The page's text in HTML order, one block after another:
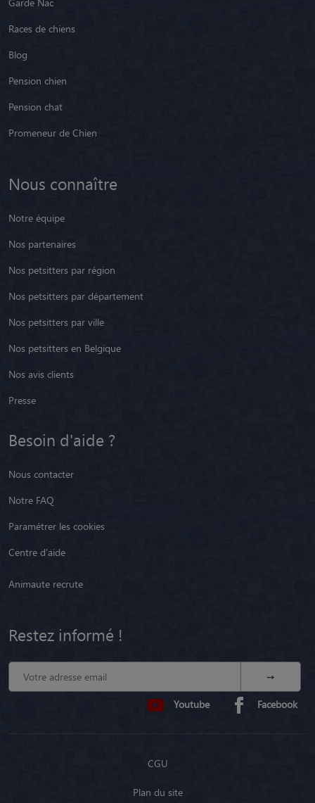
Races de chiens
Blog
Pension chien
Pension chat
Promeneur de Chien
Nous connaître
Notre équipe
Nos partenaires
Nos petsitters par région
Nos petsitters par département
Nos petsitters par ville
Nos petsitters en Belgique
Nos avis clients
Presse
Besoin d'aide ?
Nous contacter
Notre FAQ
Paramétrer les cookies
Centre d'aide
Animaute recrute
Restez informé !
Youtube Facebook
CGU
Plan du site